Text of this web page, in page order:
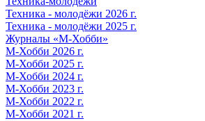
Техника - молодёжи 2026 г.
Техника - молодёжи 2025 г.
Журналы «М-Хобби»
М-Хобби 2026 г.
М-Хобби 2025 г.
М-Хобби 2024 г.
М-Хобби 2023 г.
М-Хобби 2022 г.
М-Хобби 2021 г.